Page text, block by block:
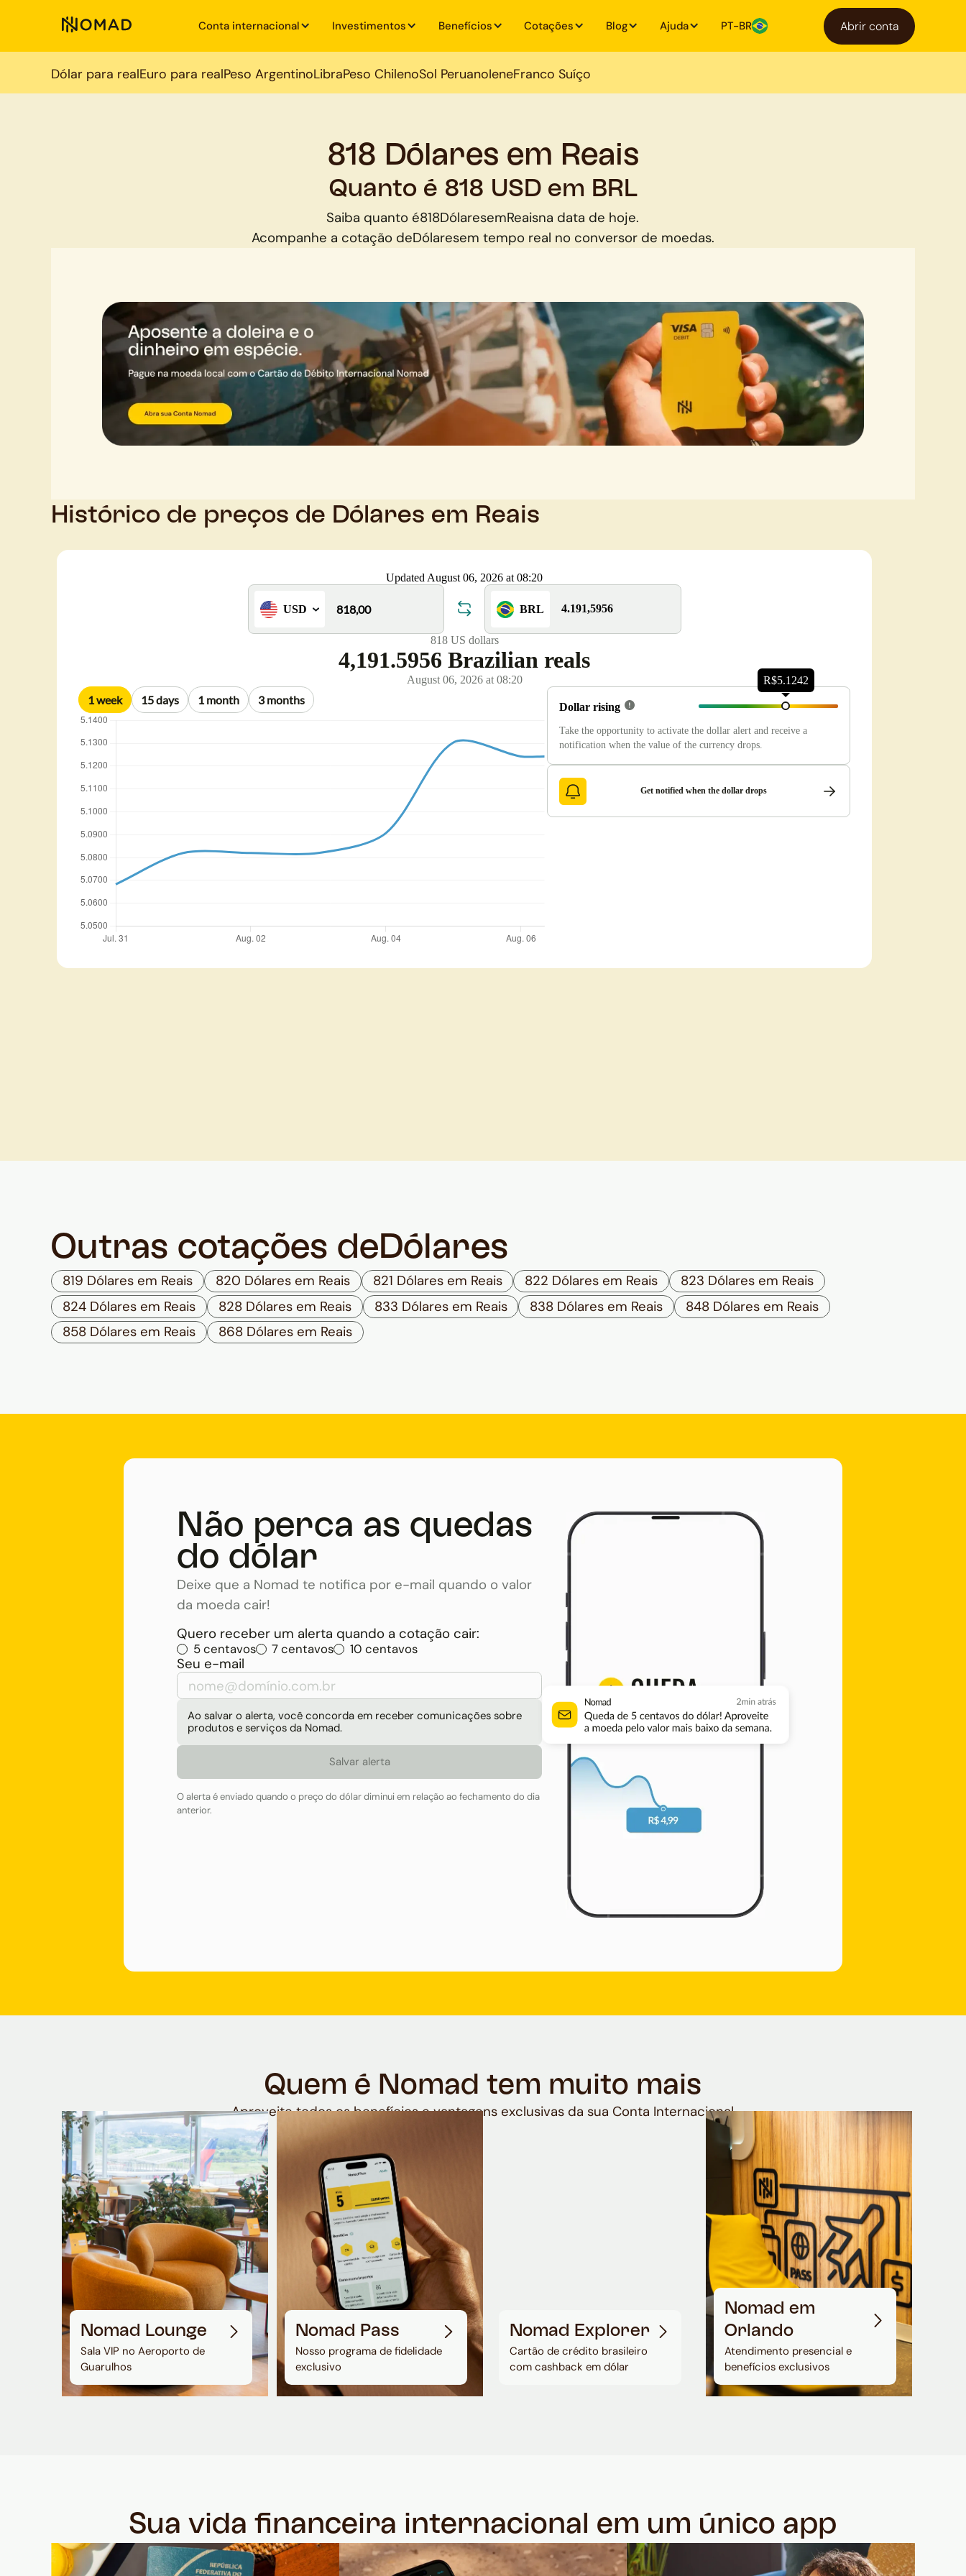
Conta internacional Investimentos Benefícios Cotações Blog Ajuda PT-BR Abrir conta
Dólar para realEuro para realPeso ArgentinoLibraPeso ChilenoSol PeruanoIeneFranco Suíço
818 Dólares em Reais
Quanto é 818 USD em BRL
Saiba quanto é818DólaresemReaisna data de hoje.
Acompanhe a cotação deDólaresem tempo real no conversor de moedas.
Histórico de preços de Dólares em Reais
Outras cotações de Dólares
819 Dólares em Reais 820 Dólares em Reais 821 Dólares em Reais 822 Dólares em Reais
823 Dólares em Reais
824 Dólares em Reais
828 Dólares em Reais 833 Dólares em Reais 838 Dólares em Reais
848 Dólares em Reais
858 Dólares em Reais
868 Dólares em Reais
Não perca as quedas
do dólar
Deixe que a Nomad te notifica por e-mail quando o valor
da moeda cair!
Quero receber um alerta quando a cotação cair:
5 centavos 7 centavos 10 centavos
Seu e-mail
Ao salvar o alerta, você concorda em receber comunicações sobre
produtos e serviços da Nomad.
O alerta é enviado quando o preço do dólar diminui em relação ao fechamento do dia
anterior.
Quem é Nomad tem muito mais
Aproveite todos os benefícios e vantagens exclusivas da sua Conta Internacional
Nomad Lounge
Sala VIP no Aeroporto de
Guarulhos
Nomad Pass
Nosso programa de fidelidade
exclusivo
Nomad Explorer
Cartão de crédito brasileiro
com cashback em dólar
Nomad em
Orlando
Atendimento presencial e
benefícios exclusivos
Sua vida financeira internacional em um único app